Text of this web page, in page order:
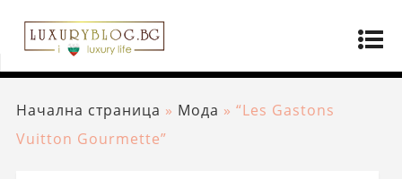
Начална страница » Мода » “Les Gastons
Vuitton Gourmette”